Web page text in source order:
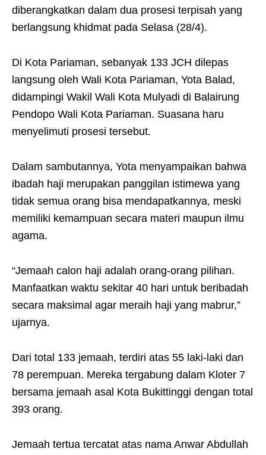
diberangkatkan dalam dua prosesi terpisah yang
berlangsung khidmat pada Selasa (28/4).
Di Kota Pariaman, sebanyak 133 JCH dilepas
langsung oleh Wali Kota Pariaman, Yota Balad,
didampingi Wakil Wali Kota Mulyadi di Balairung
Pendopo Wali Kota Pariaman. Suasana haru
menyelimuti prosesi tersebut.
Dalam sambutannya, Yota menyampaikan bahwa
ibadah haji merupakan panggilan istimewa yang
tidak semua orang bisa mendapatkannya, meski
memiliki kemampuan secara materi maupun ilmu
agama.
“Jemaah calon haji adalah orang-orang pilihan.
Manfaatkan waktu sekitar 40 hari untuk beribadah
secara maksimal agar meraih haji yang mabrur,”
ujarnya.
Dari total 133 jemaah, terdiri atas 55 laki-laki dan
78 perempuan. Mereka tergabung dalam Kloter 7
bersama jemaah asal Kota Bukittinggi dengan total
393 orang.
Jemaah tertua tercatat atas nama Anwar Abdullah